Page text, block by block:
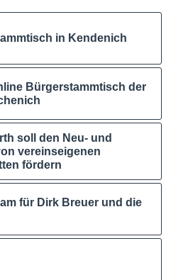
in Kendenich
Bürgerstammtisch der
soll den Neu- und
vereinseigenen
fördern
für Dirk Breuer und die